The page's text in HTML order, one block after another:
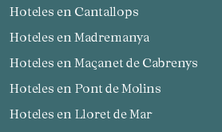
Hoteles en Cantallops
Hoteles en Madremanya
Hoteles en Maçanet de Cabrenys
Hoteles en Pont de Molins
Hoteles en Lloret de Mar